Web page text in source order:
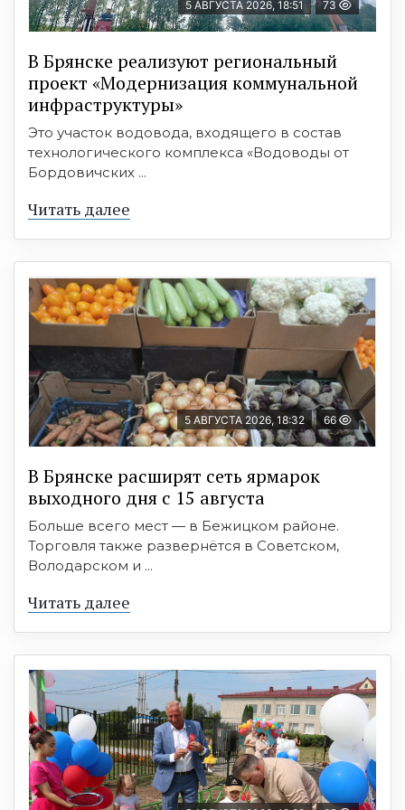
5 АВГУСТА 2026, 18:51 73
В Брянске реализуют региональный
проект «Модернизация коммунальной
инфраструктуры»
Это участок водовода, входящего в состав
технологического комплекса «Водоводы от
Бордовичских ...
Читать далее
5 АВГУСТА 2026, 18:32 66
В Брянске расширят сеть ярмарок
выходного дня с 15 августа
Больше всего мест — в Бежицком районе.
Торговля также развернётся в Советском,
Володарском и ...
Читать далее